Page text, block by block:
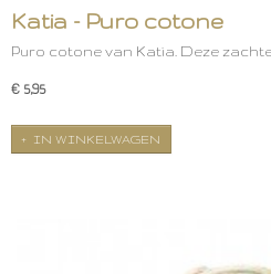
Katia - Puro cotone
Puro cotone van Katia. Deze zachte
€ 5,95
IN WINKELWAGEN